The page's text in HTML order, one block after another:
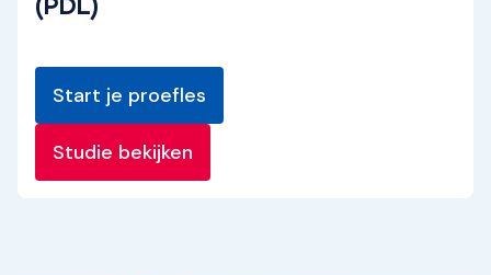
(PDL)
Start je proefles
Studie bekijken